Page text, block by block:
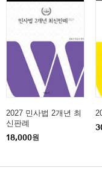
의 취소와 철회 가부 67
달의 효력과 공시송달과
알았을 때 추완항소 가
중단 - 소송대리인 무
중단 - 소송대리인 유
판결의 경정 79
82
증거력과 실질적 증거
2027 민사법 2개년 최
신판례
18,000원